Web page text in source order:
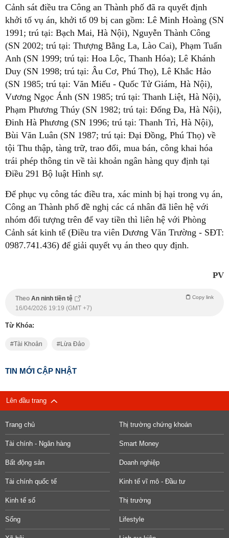
Cảnh sát điều tra Công an Thành phố đã ra quyết định
khởi tố vụ án, khởi tố 09 bị can gồm: Lê Minh Hoàng (SN
1991; trú tại: Bạch Mai, Hà Nội), Nguyễn Thành Công
(SN 2002; trú tại: Thượng Bằng La, Lào Cai), Phạm Tuấn
Anh (SN 1999; trú tại: Hoa Lộc, Thanh Hóa); Lê Khánh
Duy (SN 1998; trú tại: Âu Cơ, Phú Thọ), Lê Khắc Hảo
(SN 1985; trú tại: Văn Miếu - Quốc Tử Giám, Hà Nội),
Vương Ngọc Ánh (SN 1985; trú tại: Thanh Liệt, Hà Nội),
Phạm Phương Thúy (SN 1982; trú tại: Đống Đa, Hà Nội),
Đinh Hà Phương (SN 1996; trú tại: Thanh Trì, Hà Nội),
Bùi Văn Luân (SN 1987; trú tại: Đại Đồng, Phú Thọ) về
tội Thu thập, tàng trữ, trao đổi, mua bán, công khai hóa
trái phép thông tin về tài khoản ngân hàng quy định tại
Điều 291 Bộ luật Hình sự.
Để phục vụ công tác điều tra, xác minh bị hại trong vụ án,
Công an Thành phố đề nghị các cá nhân đã liên hệ với
nhóm đối tượng trên để vay tiền thì liên hệ với Phòng
Cảnh sát kinh tế (Điều tra viên Dương Văn Trường - SĐT:
0987.741.436) để giải quyết vụ án theo quy định.
PV
Theo An ninh tiền tệ Copy link
16/04/2026 19:19 (GMT +7)
Từ Khóa:
Tài Khoản Lừa Đảo
TIN MỚI CẬP NHẬT
Lên đầu trang
Trang chủ Thị trường chứng khoán
Tài chính - Ngân hàng Smart Money
Bất động sản Doanh nghiệp
Tài chính quốc tế Kinh tế vĩ mô - Đầu tư
Kinh tế số Thị trường
Sống Lifestyle